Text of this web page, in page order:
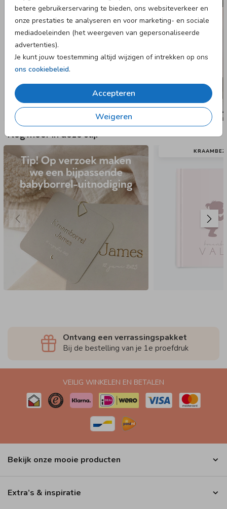
betere gebruikerservaring te bieden, ons websiteverkeer en
onze prestaties te analyseren en voor marketing- en sociale
mediadoeleinden (het weergeven van gepersonaliseerde
advertenties).
Je kunt jouw toestemming altijd wijzigen of intrekken op ons
ons cookiebeleid.
Accepteren
Weigeren
Ontvang een verrassingspakket
Bij de bestelling van je 1e proefdruk
VEILIG WINKELEN EN BETALEN
Bekijk onze mooie producten
Extra’s & inspiratie